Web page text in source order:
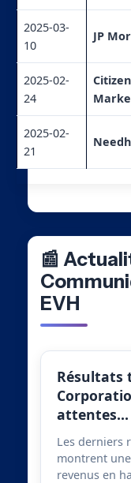
2025-03-
10
JP
2025-02-
24
2025-02-
21
📰
EVH
Résultats
attentes…
Les derniers
montrent
revenus en